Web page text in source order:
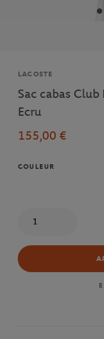
Marque
LACOSTE
Sac cabas
Ecru
155,00 €
COULEUR